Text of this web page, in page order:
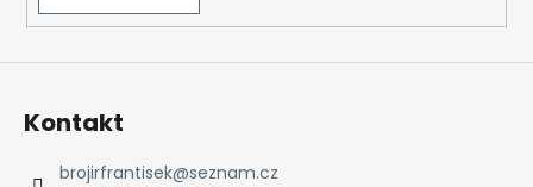
Kontakt
brojirfrantisek@seznam.cz